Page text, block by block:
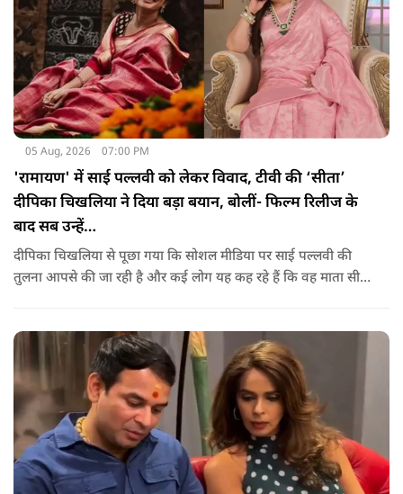
05 Aug, 2026 07:00 PM
'रामायण' में साई पल्लवी को लेकर विवाद, टीवी की ‘सीता’
दीपिका चिखलिया ने दिया बड़ा बयान, बोलीं- फिल्म रिलीज के
बाद सब उन्हें…
दीपिका चिखलिया से पूछा गया कि सोशल मीडिया पर साई पल्लवी की
तुलना आपसे की जा रही है और कई लोग यह कह रहे हैं कि वह माता सीता
के प्यार के रूप में देखती हैं.